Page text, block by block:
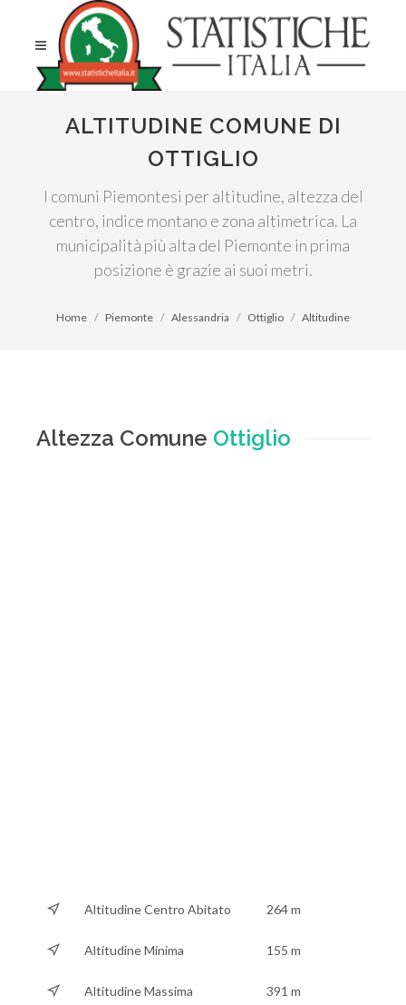
ALTITUDINE COMUNE DI
OTTIGLIO
I comuni Piemontesi per altitudine, altezza del
centro, indice montano e zona altimetrica. La
municipalità più alta del Piemonte in prima
posizione è grazie ai suoi metri.
Home Piemonte Alessandria Ottiglio Altitudine
Altezza Comune Ottiglio
Altitudine Centro Abitato 264 m
Altitudine Minima 155 m
Altitudine Massima 391 m